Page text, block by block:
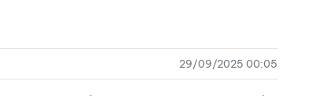
29/09/2025 00:05